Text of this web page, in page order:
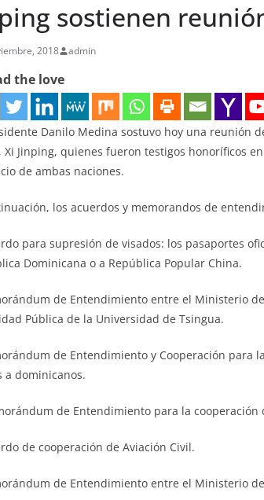
sostienen
2018 admin
the love
Danilo Medina sostuvo hoy una reunión
Xi Jinping, quienes fueron testigos honoríficos
de ambas naciones.
los acuerdos y memorandos de
para supresión de visados: los pasaportes
Dominicana o a República Popular China.
de Entendimiento entre el Ministerio
Pública de la Universidad de Tsingua.
de Entendimiento y Cooperación para
a dominicanos.
de Entendimiento para la cooperación
de cooperación de Aviación Civil.
de Entendimiento entre el Ministerio